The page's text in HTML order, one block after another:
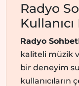
Radyo
Radyo
kaliteli müzik
bir deneyim
kullanıcıların